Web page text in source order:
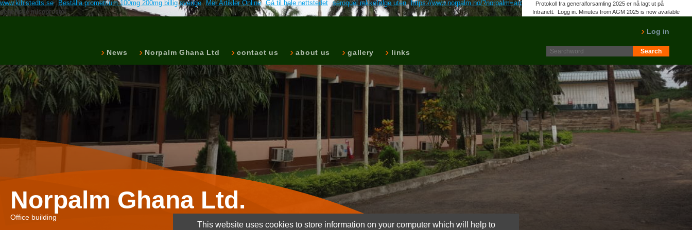
www.kihlstedts.se Beställa prometrium 100mg 200mg billig sverige Mer Artikler Online Gå til hele nettstedet seroquel rekkefølge uten https://www.norpalm.no/?norpalm=arcoxia-online-uten-resept harzala.fr Nettinnhold
generiske misoprostol
News Norpalm Ghana Ltd contact us about us gallery links
Log in
Protokoll fra generalforsamling 2025 er nå lagt ut på
Intranett. Logg in. Minutes from AGM 2025 is now available
Norpalm Ghana Ltd.
Office building
This website uses cookies to store information on your computer which will help to